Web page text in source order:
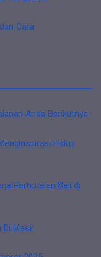
Cara
Anda Berikutnya
Hidup
Perhotelan Bali di
Di Mesir